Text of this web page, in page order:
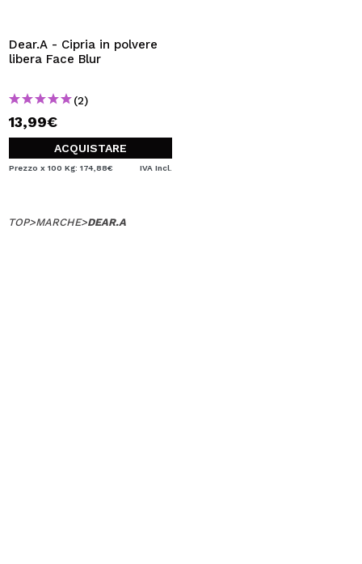
Creando un account su Maquibeauty.it potrai fare i tuoi
acquisti velocemente, controllare lo stato dei tuoi ordini e
consultare le tue operazioni precedenti.
Dear.A - Cipria in polvere
libera Face Blur
(2)
13,99€
ACQUISTARE
Prezzo x 100 Kg: 174,88€ IVA Incl.
TOP>MARCHE>DEAR.A